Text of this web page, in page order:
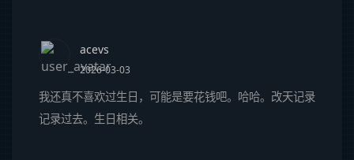
acevs
2026-03-03
我还真不喜欢过生日，可能是要花钱吧。哈哈。改天记录
记录过去。生日相关。